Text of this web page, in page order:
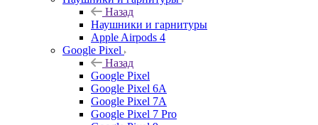
Назад
Наушники и гарнитуры
Apple Airpods 4
Google Pixel
Назад
Google Pixel
Google Pixel 6A
Google Pixel 7А
Google Pixel 7 Pro